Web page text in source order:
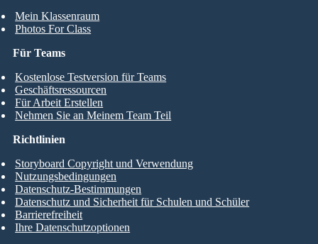
Mein Klassenraum
Photos For Class
Für Teams
Kostenlose Testversion für Teams
Geschäftsressourcen
Für Arbeit Erstellen
Nehmen Sie an Meinem Team Teil
Richtlinien
Storyboard Copyright und Verwendung
Nutzungsbedingungen
Datenschutz-Bestimmungen
Datenschutz und Sicherheit für Schulen und Schüler
Barrierefreiheit
Ihre Datenschutzoptionen